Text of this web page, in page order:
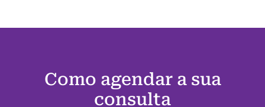
Como agendar a sua
consulta